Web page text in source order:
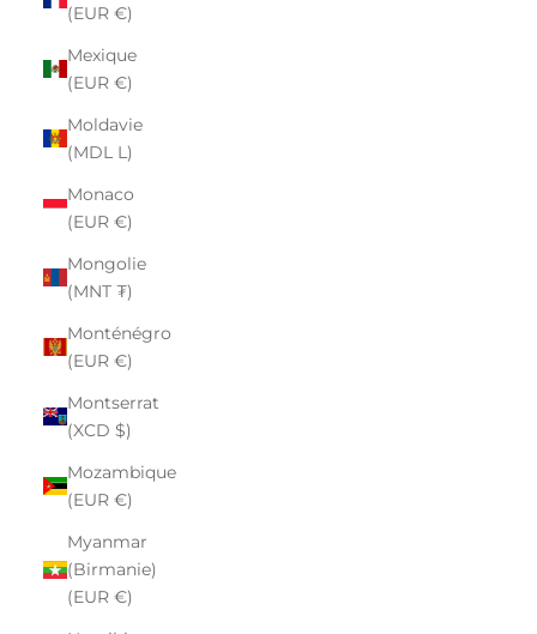
(EUR €)
Mexique
(EUR €)
Moldavie
(MDL L)
Monaco
(EUR €)
Mongolie
(MNT ₮)
Monténégro
(EUR €)
Montserrat
(XCD $)
Mozambique
(EUR €)
Myanmar
(Birmanie)
(EUR €)